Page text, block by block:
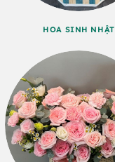
HOA SINH NHẬT